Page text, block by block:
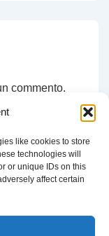
like cookies to store
technologies will
or unique IDs on this
affect certain
commento.